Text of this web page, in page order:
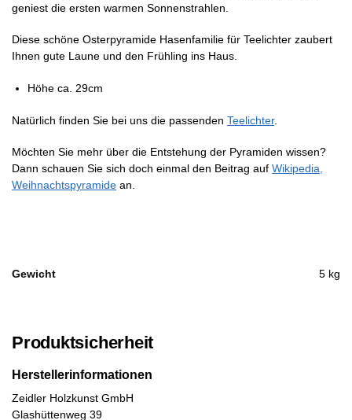
geniest die ersten warmen Sonnenstrahlen.
Diese schöne Osterpyramide Hasenfamilie für Teelichter zaubert
Ihnen gute Laune und den Frühling ins Haus.
Höhe ca. 29cm
Natürlich finden Sie bei uns die passenden Teelichter.
Möchten Sie mehr über die Entstehung der Pyramiden wissen?
Dann schauen Sie sich doch einmal den Beitrag auf Wikipedia,
Weihnachtspyramide an.
Gewicht 5 kg
Produktsicherheit
Herstellerinformationen
Zeidler Holzkunst GmbH
Glashüttenweg 39